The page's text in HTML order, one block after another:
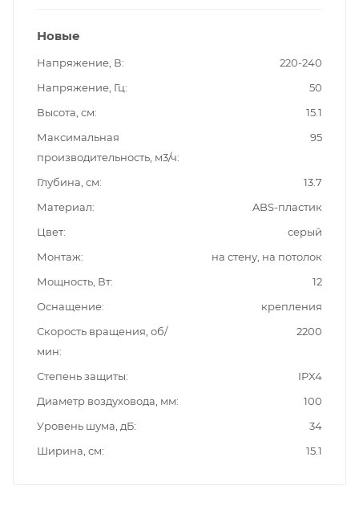
Новые
Напряжение, В
220-240
Напряжение, Гц
50
Высота, см
15.1
Максимальная
производительность, м3/ч
95
Глубина, см
13.7
Материал
ABS-пластик
Цвет
серый
Монтаж
на стену, на потолок
Мощность, Вт
12
Оснащение
крепления
Скорость вращения, об/
мин
2200
Степень защиты
IPX4
Диаметр воздуховода, мм
100
Уровень шума, дБ
34
Ширина, см
15.1